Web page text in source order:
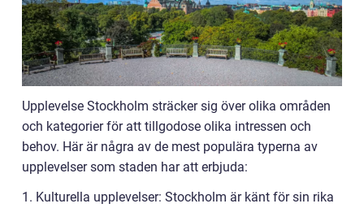
Upplevelse Stockholm sträcker sig över olika områden
och kategorier för att tillgodose olika intressen och
behov. Här är några av de mest populära typerna av
upplevelser som staden har att erbjuda:
1. Kulturella upplevelser: Stockholm är känt för sin rika